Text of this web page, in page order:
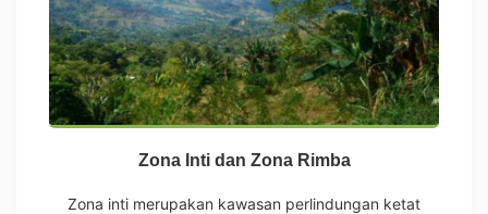
Zona Inti dan Zona Rimba
Zona inti merupakan kawasan perlindungan ketat